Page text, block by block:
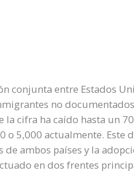
conjunta entre Estados
no
cifra ha caído hasta un
o 5,000 actualmente. Este
ambos países y la
en dos frentes